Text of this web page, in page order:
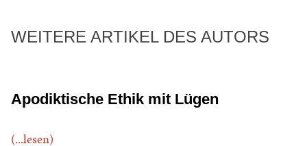
WEITERE ARTIKEL DES AUTORS
Apodiktische Ethik mit Lügen
(...lesen)